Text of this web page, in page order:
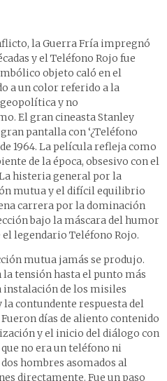
la Guerra Fría impregnó
y el Teléfono Rojo fue
objeto caló en el
a un color referido a la
y no
El gran cineasta Stanley
pantalla con ‘¿Teléfono
1964. La película refleja como
de la época, obsesivo con el
histeria general por la
mutua y el difícil equilibrio
carrera por la dominación
bajo la máscara del humor
legendario Teléfono Rojo.
mutua jamás se produjo.
tensión hasta el punto más
instalación de los misiles
la contundente respuesta del
días de aliento contenido
y el inicio del diálogo con
no era un teléfono ni
hombres asomados al
directamente. Fue un paso